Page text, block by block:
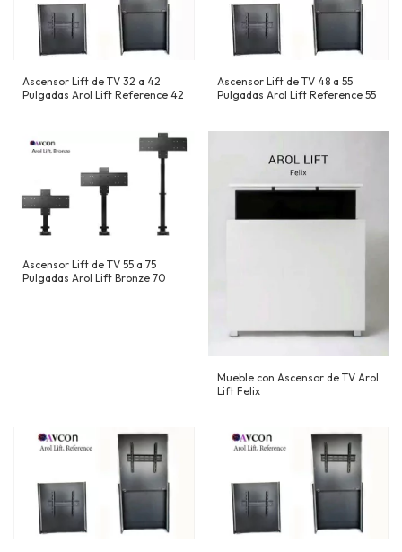
Ascensor Lift de TV 32 a 42
Pulgadas Arol Lift Reference 42
Ascensor Lift de TV 48 a 55
Pulgadas Arol Lift Reference 55
Ascensor Lift de TV 55 a 75
Pulgadas Arol Lift Bronze 70
Mueble con Ascensor de TV Arol
Lift Felix